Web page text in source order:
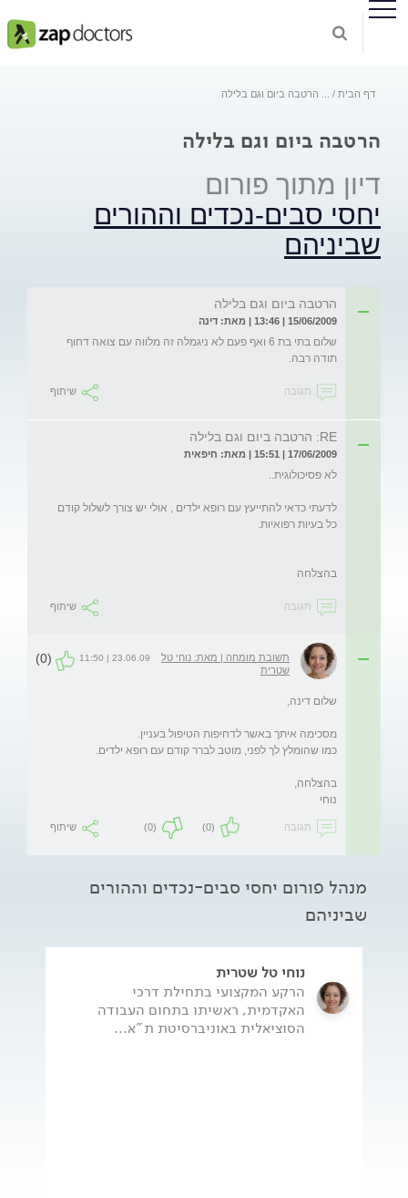
דף הבית הרטבה ביום וגם בלילה
הרטבה ביום וגם בלילה
דיון מתוך פורום
יחסי סבים-נכדים וההורים
שביניהם
הרטבה ביום וגם בלילה
15/06/2009 | 13:46 | מאת: דינה
שלום בתי בת 6 ואף פעם לא ניגמלה זה מלווה עם צואה דחוף
תודה רבה.
תגובה שיתוף
RE: הרטבה ביום וגם בלילה
17/06/2009 | 15:51 | מאת: חיפאית
לדעתי כדאי להתייעץ עם רופא ילדים , אולי יש צורך לשלול קודם
בהצלחה
תגובה שיתוף
תשובת מומחה | מאת: נוחי טל
שטרית
23.06.09 | 11:50
(0)
נוחי
תגובה (0)
(0) שיתוף
מנהל פורום יחסי סבים-נכדים וההורים
שביניהם
נוחי טל שטרית
הרקע המקצועי בתחילת דרכי
האקדמית, ראשיתו בתחום העבודה
הסוציאלית באוניברסיטת ת"א...